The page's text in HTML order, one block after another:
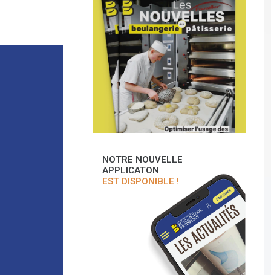
NOTRE NOUVELLE
APPLICATON
EST DISPONIBLE !